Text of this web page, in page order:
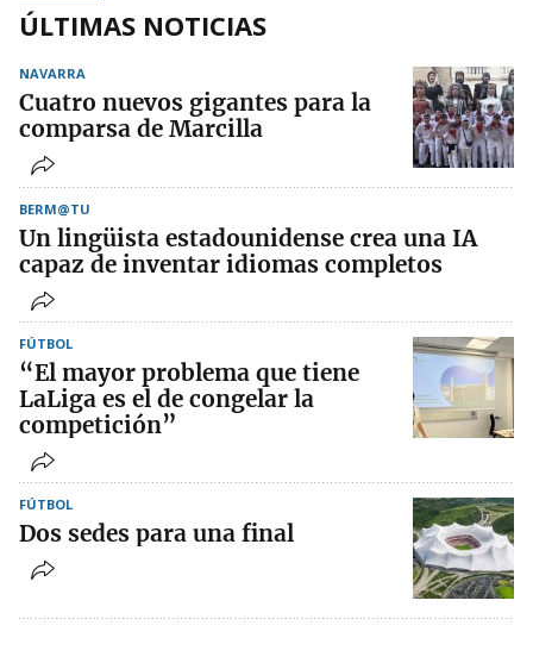
ÚLTIMAS NOTICIAS
NAVARRA
Cuatro nuevos gigantes para la
comparsa de Marcilla
BERM@TU
Un lingüista estadounidense crea una IA
capaz de inventar idiomas completos
FÚTBOL
“El mayor problema que tiene
LaLiga es el de congelar la
competición”
FÚTBOL
Dos sedes para una final